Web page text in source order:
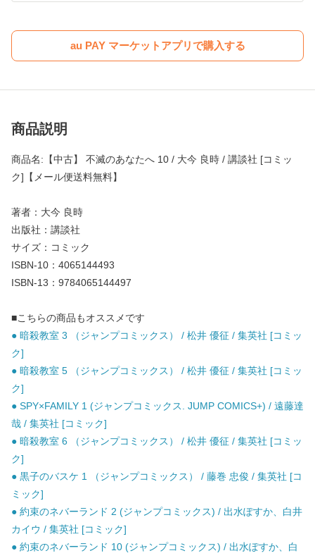
au PAY マーケットアプリで購入する
商品説明
商品名:【中古】 不滅のあなたへ 10 / 大今 良時 / 講談社 [コミッ
ク]【メール便送料無料】
著者：大今 良時
出版社：講談社
サイズ：コミック
ISBN-10：4065144493
ISBN-13：9784065144497
■こちらの商品もオススメです
● 暗殺教室 3 （ジャンプコミックス） / 松井 優征 / 集英社 [コミッ
ク]
● 暗殺教室 5 （ジャンプコミックス） / 松井 優征 / 集英社 [コミッ
ク]
● SPY×FAMILY 1 (ジャンプコミックス. JUMP COMICS+) / 遠藤達
哉 / 集英社 [コミック]
● 暗殺教室 6 （ジャンプコミックス） / 松井 優征 / 集英社 [コミッ
ク]
● 黒子のバスケ 1 （ジャンプコミックス） / 藤巻 忠俊 / 集英社 [コ
ミック]
● 約束のネバーランド 2 (ジャンプコミックス) / 出水ぽすか、白井
カイウ / 集英社 [コミック]
● 約束のネバーランド 10 (ジャンプコミックス) / 出水ぽすか、白